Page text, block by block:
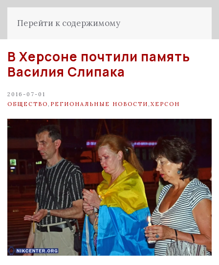
Перейти к содержимому
В Херсоне почтили память
Василия Слипака
2016-07-01
ОБЩЕСТВО РЕГИОНАЛЬНЫЕ НОВОСТИ ХЕРСОН